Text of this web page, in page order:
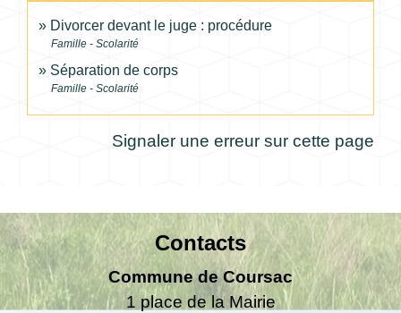
Divorcer devant le juge : procédure
Famille - Scolarité
Séparation de corps
Famille - Scolarité
Signaler une erreur sur cette page
Contacts
Commune de Coursac
1 place de la Mairie